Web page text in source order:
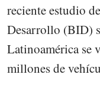
reciente estudio
Desarrollo (BID)
Latinoamérica se
millones de